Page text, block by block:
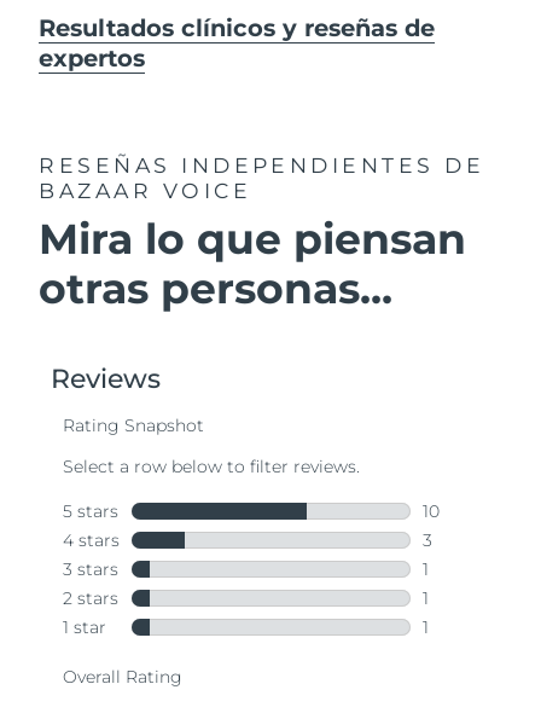
Resultados clínicos y reseñas de
expertos
RESEÑAS INDEPENDIENTES
DE
BAZAAR VOICE
Mira lo que piensan
otras personas...